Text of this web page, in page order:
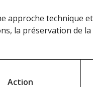
approche technique
la préservation de
Action